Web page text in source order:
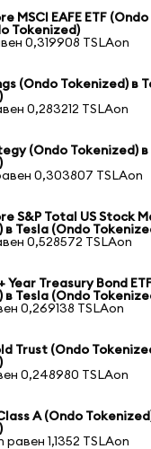
MSCI EAFE ETF
Tokenized)
0,319908 TSLAon
(Ondo Tokenized) в
0,283212 TSLAon
(Ondo Tokenized) в
0,303807 TSLAon
S&P Total US Stock
в Tesla (Ondo
0,528572 TSLAon
Year Treasury Bond
в Tesla (Ondo
0,269138 TSLAon
Trust (Ondo
0,248980 TSLAon
A (Ondo
равен 1,1352 TSLAon